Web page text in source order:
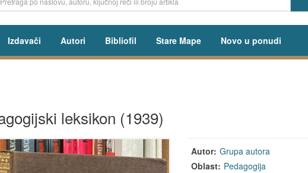
Izdavači Autori Bibliofil Stare Mape Novo u ponudi
leksikon (1939)
Autor: Grupa autora
Oblast: Pedagogija